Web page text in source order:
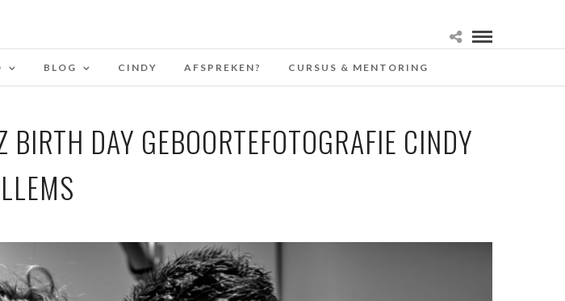
BLOG CINDY AFSPREKEN? CURSUS & MENTORING
DAY GEBOORTEFOTOGRAFIE CINDY